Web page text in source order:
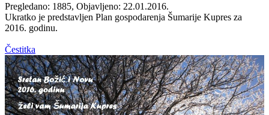
Pregledano: 1885, Objavljeno: 22.01.2016.
Ukratko je predstavljen Plan gospodarenja Šumarije Kupres za
2016. godinu.
Čestitka